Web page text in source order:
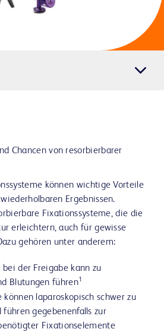
Chancen von resorbierbarer
können wichtige Vorteile
Ergebnissen.
Fixationssysteme, die die
erleichtern, auch für gewisse
gehören unter anderem:
der Freigabe kann zu
Blutungen führen1
können laparoskopisch schwer zu
führen gegebenenfalls zur
Fixationselemente